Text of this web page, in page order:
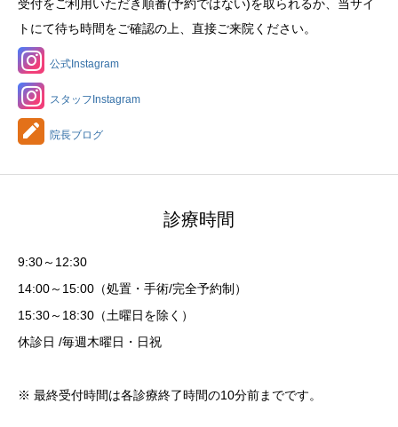
受付をご利用いただき順番(予約ではない)を取られるか、当サイ
トにて待ち時間をご確認の上、直接ご来院ください。
公式Instagram
スタッフInstagram
院長ブログ
診療時間
9:30～12:30
14:00～15:00（処置・手術/完全予約制）
15:30～18:30（土曜日を除く）
休診日 /毎週木曜日・日祝
※ 最終受付時間は各診療終了時間の10分前までです。